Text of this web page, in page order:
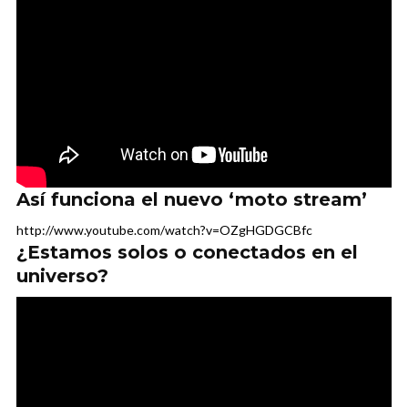
Así funciona el nuevo ‘moto stream’
http://www.youtube.com/watch?v=OZgHGDGCBfc
¿Estamos solos o conectados en el
universo?